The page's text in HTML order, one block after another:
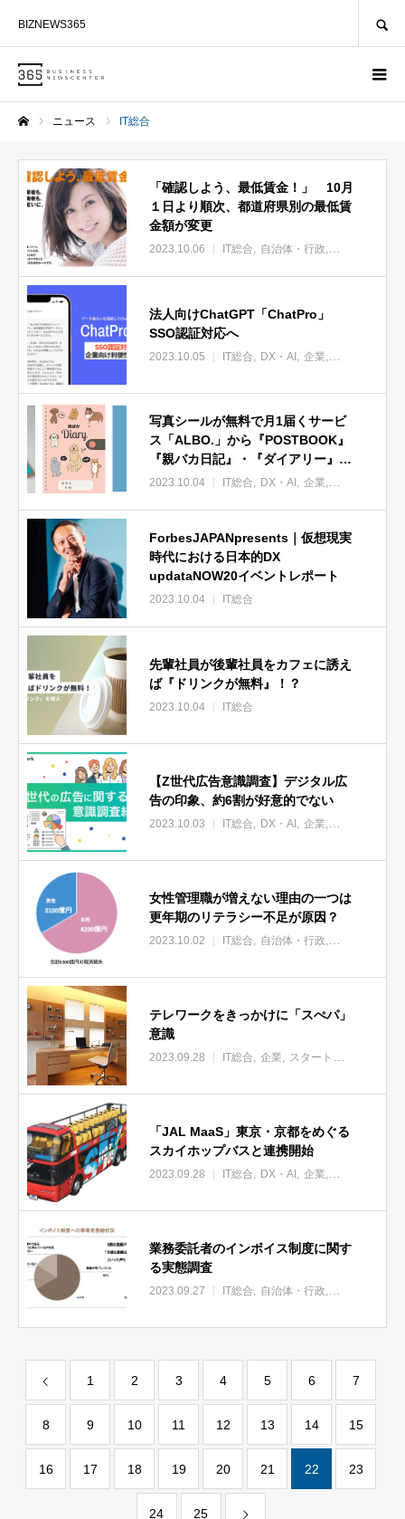
BIZNEWS365
ニュース IT総合
「確認しよう、最低賃金！」 10⽉
１⽇より順次、都道府県別の最低賃
⾦額が変更
2023.10.06 IT総合 自治体・行政 企業
法人向けChatGPT「ChatPro」
SSO認証対応へ
2023.10.05 IT総合 DX・AI 企業
写真シールが無料で月1届くサービ
ス「ALBO.」から『POSTBOOK』
『親バカ日記』・『ダイアリー』が
新登場！
2023.10.04 IT総合 DX・AI 企業 サービス
ForbesJAPANpresents｜仮想現実
時代における日本的DX
updataNOW20イベントレポート
2023.10.04 IT総合
先輩社員が後輩社員をカフェに誘え
ば『ドリンクが無料』！？
2023.10.04 IT総合
【Z世代広告意識調査】デジタル広
告の印象、約6割が好意的でない
2023.10.03 IT総合 DX・AI 企業
女性管理職が増えない理由の一つは
更年期のリテラシー不足が原因？
2023.10.02 IT総合 自治体・行政
テレワークをきっかけに「スぺパ」
意識
2023.09.28 IT総合 企業 スタートアップ
「JAL MaaS」東京・京都をめぐる
スカイホップバスと連携開始
2023.09.28 IT総合 DX・AI 企業
業務委託者のインボイス制度に関す
る実態調査
2023.09.27 IT総合 自治体・行政
1 2 3 4 5 6 7
8 9 10 11 12 13 14 15
16 17 18 19 20 21 22 23
24 25